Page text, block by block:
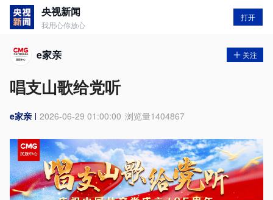
央视新闻
我用心你放心
打开
e家亲 关注
唱支山歌给党听
e家亲 2026-06-29 01:00:00 浏览量1404867